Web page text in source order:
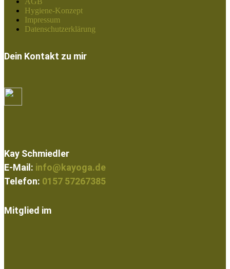
Hygiene-Konzept
Impressum
Datenschutzerklärung
Dein Kontakt zu mir
Kay Schmiedler
E-Mail: info@kayoga.de
Telefon: 0157 57267385
Mitglied im